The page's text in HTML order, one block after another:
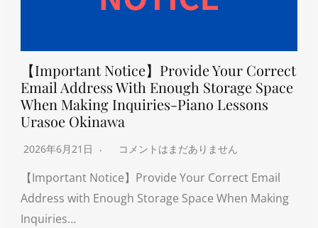
【Important Notice】Provide Your Correct
Email Address With Enough Storage Space
When Making Inquiries-Piano Lessons
Urasoe Okinawa
2026年6月21日 コメントはまだありません
【Important Notice】Provide Your Correct Email
Address with Enough Storage Space When Making
Inquiries…